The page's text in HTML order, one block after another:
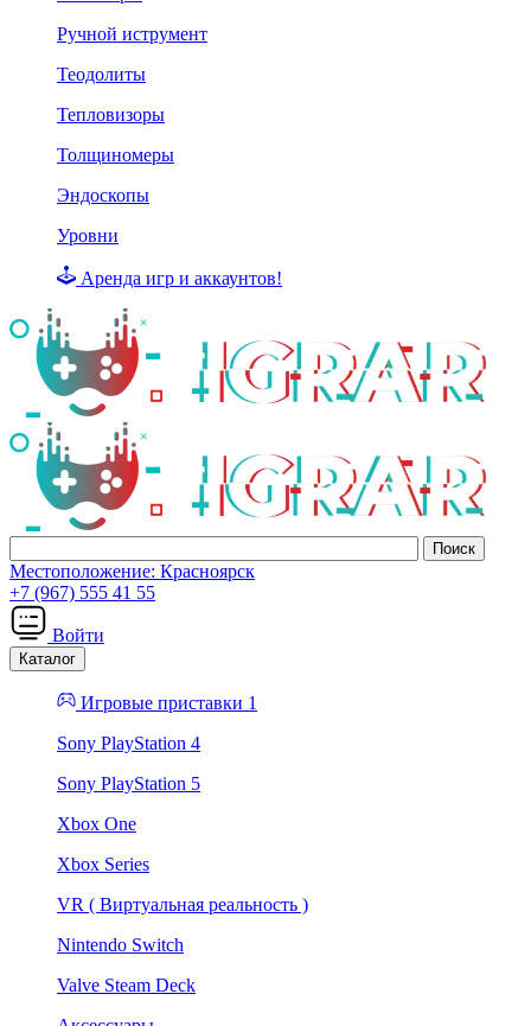
Ручной иструмент
Теодолиты
Тепловизоры
Толщиномеры
Эндоскопы
Уровни
Аренда игр и аккаунтов!
Местоположение: Красноярск
+7 (967) 555 41 55
Войти
Каталог
Игровые приставки 1
Sony PlayStation 4
Sony PlayStation 5
Xbox One
Xbox Series
VR ( Виртуальная реальность )
Nintendo Switch
Valve Steam Deck